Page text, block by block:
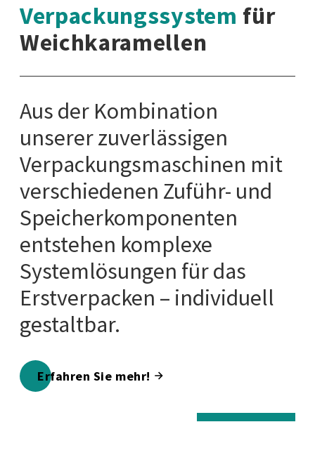
Verpackungssystem für
Weichkaramellen
Aus der Kombination
unserer zuverlässigen
Verpackungsmaschinen mit
verschiedenen Zuführ- und
Speicherkomponenten
entstehen komplexe
Systemlösungen für das
Erstverpacken – individuell
gestaltbar.
Erfahren Sie mehr!